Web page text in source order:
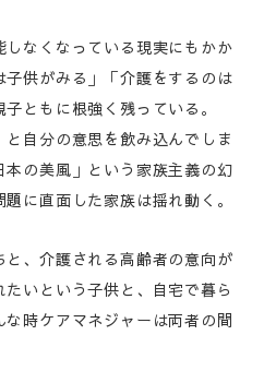
なくなっている現実にもかか
供がみる」「介護をするのは
子ともに根強く残っている。
自分の意思を飲み込んでしま
の美風」という家族主義の幻
に直面した家族は揺れ動く。
、介護される高齢者の意向が
いという子供と、自宅で暮ら
時ケアマネジャーは両者の間